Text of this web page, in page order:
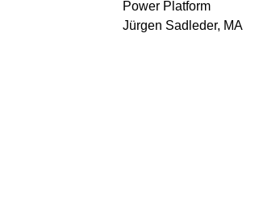
Power Platform
Jürgen Sadleder, MA